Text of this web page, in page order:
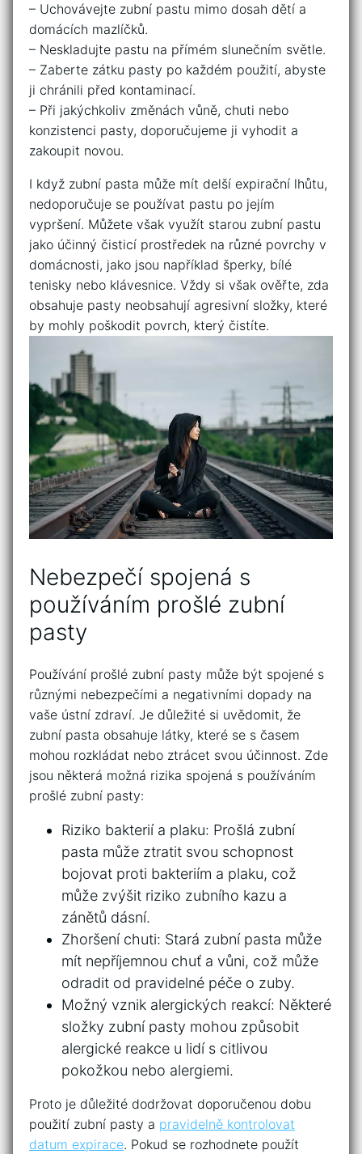
– Uchovávejte zubní pastu mimo dosah dětí a
domácích mazlíčků.
– Neskladujte‌ pastu na⁣ přímém slunečním‍ světle.
– ⁤Zaberte zátku⁤ pasty po každém použití, abyste
ji chránili před kontaminací.
– Při jakýchkoliv změnách vůně, chuti nebo
konzistenci ‍pasty, doporučujeme ji vyhodit a
zakoupit novou.
I když zubní pasta ⁢může mít delší​ expirační lhůtu,
nedoporučuje se používat pastu⁣ po jejím
vypršení.⁢ Můžete⁢ však využít starou zubní pastu
jako účinný čisticí prostředek⁢ na různé povrchy v
domácnosti, ‍jako jsou⁢ například šperky, bílé
tenisky⁤ nebo klávesnice. Vždy si však ověřte, zda⁤
obsahuje pasty​ neobsahují agresivní složky, které
by mohly poškodit povrch, který čistíte.
Nebezpečí spojená s
používáním ⁣prošlé zubní
pasty
Používání prošlé zubní ⁢pasty může být ​spojené s
různými nebezpečími a negativními ⁢dopady na
vaše ústní zdraví.⁤ Je ⁣důležité si uvědomit, že
zubní pasta ‍obsahuje látky, které se s časem
mohou rozkládat nebo ztrácet svou účinnost. ⁣Zde
jsou některá možná ​rizika ⁣spojená s používáním
prošlé ‌zubní pasty:
Riziko bakterií a plaku: Prošlá⁣ zubní
pasta může ztratit svou ‍schopnost
bojovat⁣ proti bakteriím​ a plaku, což
může ⁢zvýšit riziko ​zubního ‍kazu a
zánětů dásní.
Zhoršení chuti: Stará zubní ‍pasta může
mít ‍nepříjemnou chuť a vůni, což může
odradit od pravidelné péče o ⁤zuby.
Možný vznik⁤ alergických reakcí:‌ Některé
složky zubní pasty mohou způsobit
alergické ​reakce​ u ⁤lidí s citlivou
pokožkou nebo alergiemi.
Proto‌ je důležité dodržovat ‌doporučenou dobu
použití zubní pasty a pravidelně kontrolovat
datum expirace. Pokud se rozhodnete použít ​